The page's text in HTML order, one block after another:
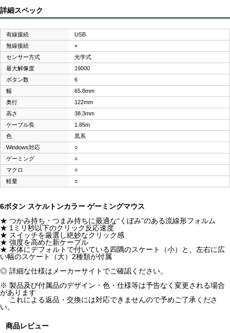
詳細スペック
有線接続
USB
無線接続
×
センサー方式
光学式
最大解像度
19000
ボタン数
6
幅
65.8mm
奥行
122mm
高さ
38.3mm
ケーブル長
1.85m
色
黒系
Windows対応
○
ゲーミング
○
マクロ
○
軽量
○
6ボタン スケルトンカラー ゲーミングマウス
★ つかみ持ち・つまみ持ちに最適な“くぼみ”のある流線形フォルム
★ 1ミリ秒以下のクリック反応速度
★ スイッチを厳選し絶妙なクリック感
★ 強度を高めた新ケーブル
★ 本体にデフォルトで付いている四隅のスケート（小）と、左右に広
い幅のスケート（大）2種類が付属
◎ 詳細な仕様はメーカーサイトでご確認ください。
※ 製品及び付属品のデザイン・色・仕様等は予告なく変更される場合
があります
これによる返品・交換には対応できませんので予めご了承くださ
い。
商品レビュー